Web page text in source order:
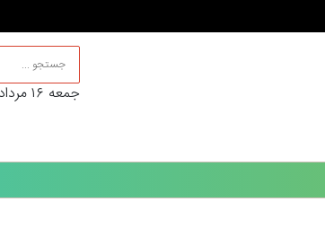
جمعه ۱۶ مرداد ۱۴۰۵